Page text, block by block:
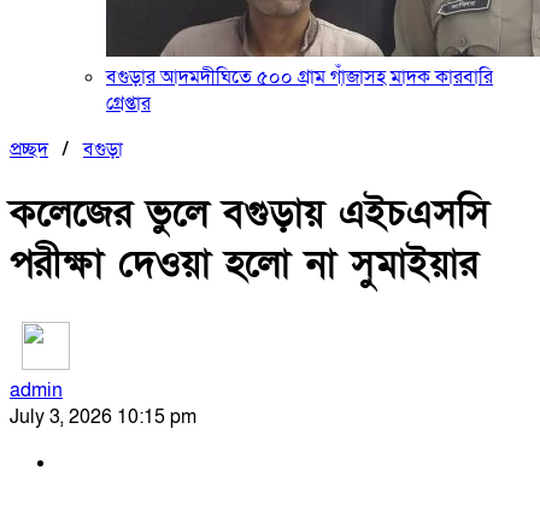
বগুড়ার আদমদীঘিতে ৫০০ গ্রাম গাঁজাসহ মাদক কারবারি
গ্রেপ্তার
প্রচ্ছদ/বগুড়া
কলেজের ভুলে বগুড়ায় এইচএসসি
পরীক্ষা দেওয়া হলো না সুমাইয়ার
admin
July 3, 2026 10:15 pm